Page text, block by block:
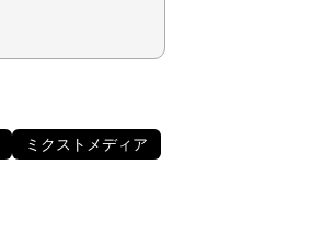
ミクストメディア